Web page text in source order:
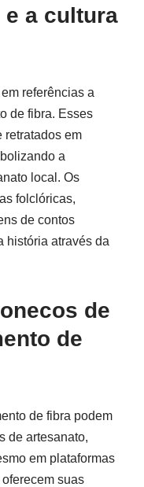
e a cultura
referências a
de fibra. Esses
retratados em
a
local. Os
folclóricas,
de contos
história através da
de
de
de fibra podem
de artesanato,
em plataformas
suas